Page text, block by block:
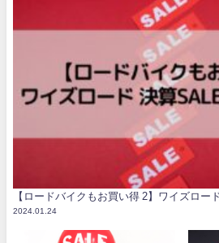
【ロードバイクもお買い得 2】ワイズロー
2024.01.24